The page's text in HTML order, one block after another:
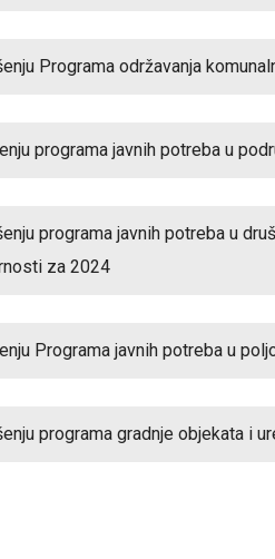
Programa održavanja
programa javnih potreba u
programa javnih potreba u
za 2024
Programa javnih potreba u
programa gradnje objekata i